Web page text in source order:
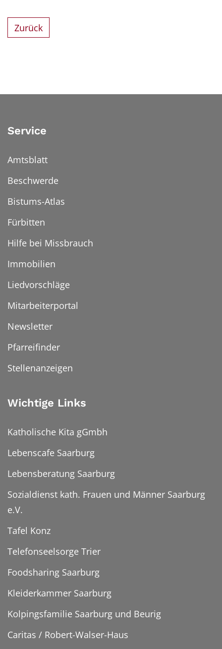
Zurück
Service
Amtsblatt
Beschwerde
Bistums-Atlas
Fürbitten
Hilfe bei Missbrauch
Immobilien
Liedvorschläge
Mitarbeiterportal
Newsletter
Pfarreifinder
Stellenanzeigen
Wichtige Links
Katholische Kita gGmbh
Lebenscafe Saarburg
Lebensberatung Saarburg
Sozialdienst kath. Frauen und Männer Saarburg
e.V.
Tafel Konz
Telefonseelsorge Trier
Foodsharing Saarburg
Kleiderkammer Saarburg
Kolpingsfamilie Saarburg und Beurig
Caritas / Robert-Walser-Haus